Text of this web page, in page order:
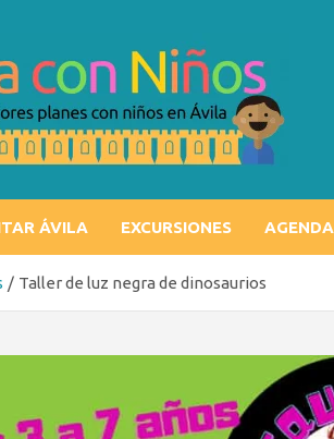
ÁVILA EXCURSIONES AGENDA
Taller de luz negra de dinosaurios